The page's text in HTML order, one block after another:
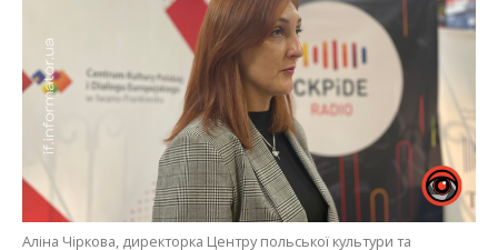
Аліна Чіркова, директорка Центру польської культури та